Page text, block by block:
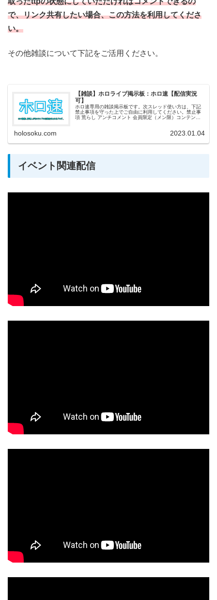
で、リンク共有したい場合、この方法を利用してくださ
い。
その他雑談について下記をご活用ください。
【雑談】ホロライブ掲示板：ホロ速【配信実況
可】
ホロ速専用の雑談掲示板です。次スレッド使い方は、下記
禁止事項を守った上でご自由に利用してください。禁止事
項 荒らし アンチコメント 会員限定（メン限）コンテンツ
holosoku.com 2023.01.04
イベント関連配信